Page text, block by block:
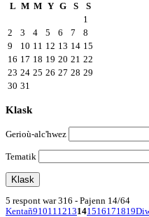
L M M Y G S
S
1
2
3 4 5 6 7
8
9
10 11 12 13 14 15
16 17 18 19 20 21 22
23 24 25 26 27 28 29
30 31
Klask
Gerioù-alc'hwez
Tematik
5 respont war 316 - Pajenn 14/64
Kentañ910111213141516171819